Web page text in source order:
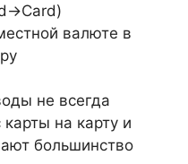
валюте в
не всегда
на карту и
большинство